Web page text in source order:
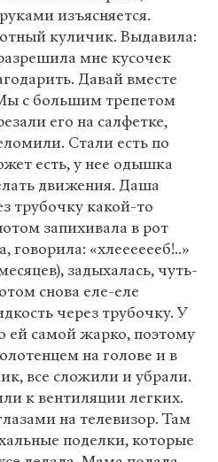
изъясняется.
куличик. Выдавила:
мне кусочек
Давай вместе
с большим трепетом
его на салфетке,
Стали есть по
есть, у нее одышка
движения. Даша
трубочку какой-то
запихивала в рот
говорила: «хлееееееб!..»
задыхалась, чуть-
снова еле-еле
через трубочку. У
ей самой жарко, поэтому
на голове и в
все сложили и убрали.
к вентиляции легких.
на телевизор. Там
поделки, которые